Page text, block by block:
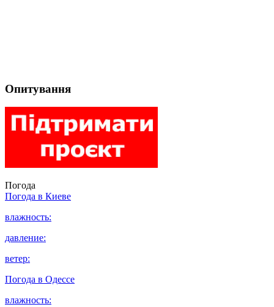
Опитування
Погода
Погода в Киеве
влажность:
давление:
ветер:
Погода в Одессе
влажность: